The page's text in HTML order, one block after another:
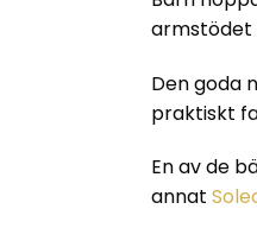
armstödet
Den goda
praktiskt
En av de
annat